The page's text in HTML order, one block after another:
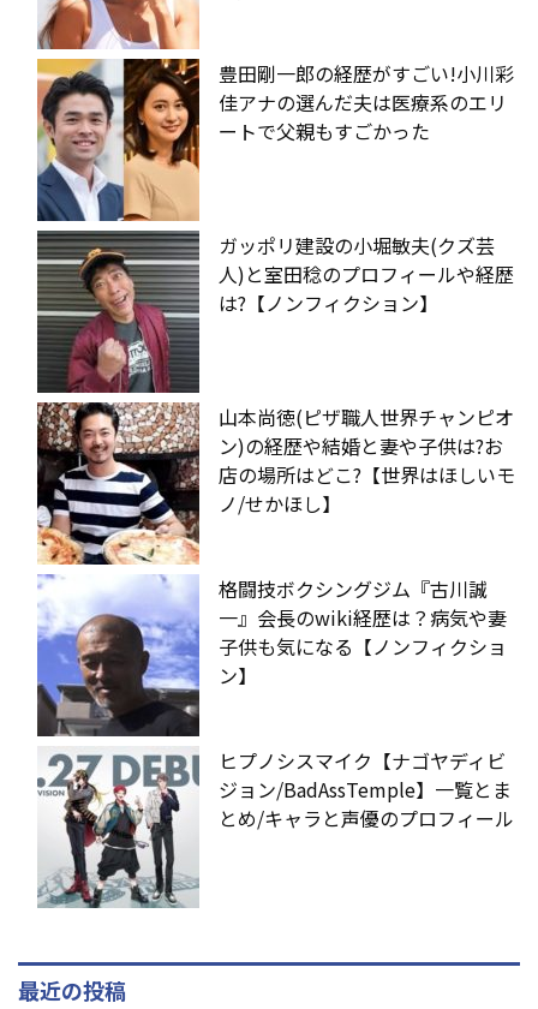
豊田剛一郎の経歴がすごい!小川彩
佳アナの選んだ夫は医療系のエリ
ートで父親もすごかった
ガッポリ建設の小堀敏夫(クズ芸
人)と室田稔のプロフィールや経歴
は?【ノンフィクション】
山本尚徳(ピザ職人世界チャンピオ
ン)の経歴や結婚と妻や子供は?お
店の場所はどこ?【世界はほしいモ
ノ/せかほし】
格闘技ボクシングジム『古川誠
一』会長のwiki経歴は？病気や妻
子供も気になる【ノンフィクショ
ン】
ヒプノシスマイク【ナゴヤディビ
ジョン/BadAssTemple】一覧とま
とめ/キャラと声優のプロフィール
最近の投稿